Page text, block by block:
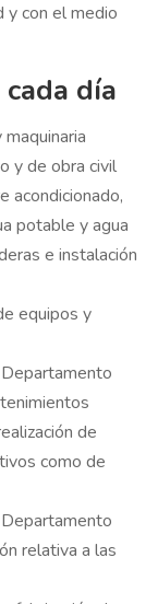
y con el medio
día
y de obra civil
acondicionado,
potable y agua
e instalación
equipos y
de
como de
relativa a las